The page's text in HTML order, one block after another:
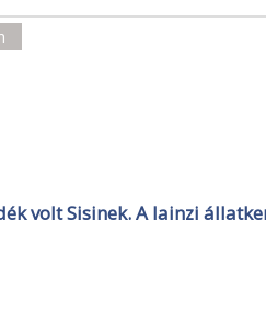
volt Sisinek. A lainzi